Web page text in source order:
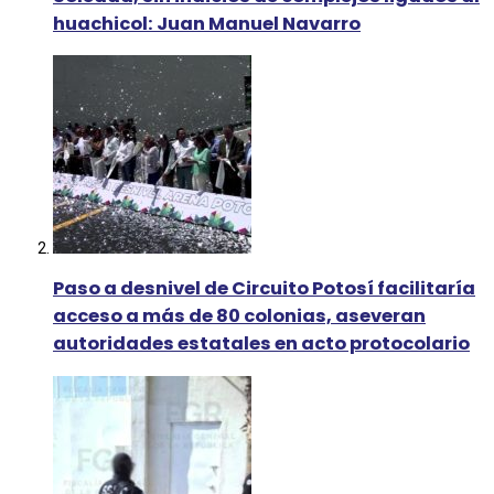
huachicol: Juan Manuel Navarro
Paso a desnivel de Circuito Potosí facilitaría
acceso a más de 80 colonias, aseveran
autoridades estatales en acto protocolario